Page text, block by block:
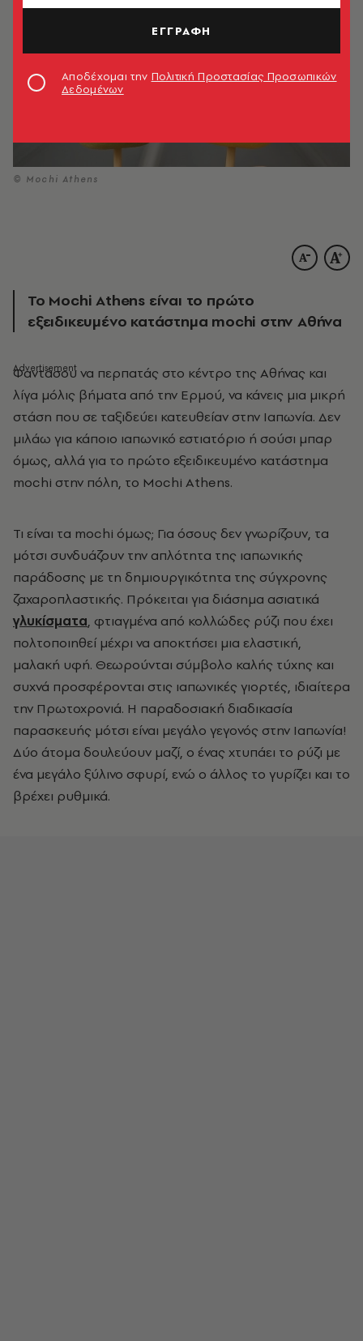
© Mochi Athens
Το Mochi Athens είναι το πρώτο
εξειδικευμένο κατάστημα mochi στην Αθήνα
Φαντάσου να περπατάς στο κέντρο της Αθήνας και
λίγα μόλις βήματα από την Ερμού, να κάνεις μια μικρή
στάση που σε ταξιδεύει κατευθείαν στην Ιαπωνία. Δεν
μιλάω για κάποιο ιαπωνικό εστιατόριο ή σούσι μπαρ
όμως, αλλά για το πρώτο εξειδικευμένο κατάστημα
mochi στην πόλη, το Mochi Athens.
Τι είναι τα mochi όμως; Για όσους δεν γνωρίζουν, τα
μότσι συνδυάζουν την απλότητα της ιαπωνικής
παράδοσης με τη δημιουργικότητα της σύγχρονης
ζαχαροπλαστικής. Πρόκειται για διάσημα ασιατικά
γλυκίσματα, φτιαγμένα από κολλώδες ρύζι που έχει
πολτοποιηθεί μέχρι να αποκτήσει μια ελαστική,
μαλακή υφή. Θεωρούνται σύμβολο καλής τύχης και
συχνά προσφέρονται στις ιαπωνικές γιορτές, ιδιαίτερα
την Πρωτοχρονιά. Η παραδοσιακή διαδικασία
παρασκευής μότσι είναι μεγάλο γεγονός στην Ιαπωνία!
Δύο άτομα δουλεύουν μαζί, ο ένας χτυπάει το ρύζι με
ένα μεγάλο ξύλινο σφυρί, ενώ ο άλλος το γυρίζει και το
βρέχει ρυθμικά.
ΕΓΓΡΑΦΗ
Αποδέχομαι την Πολιτική Προστασίας Προσωπικών
Δεδομένων